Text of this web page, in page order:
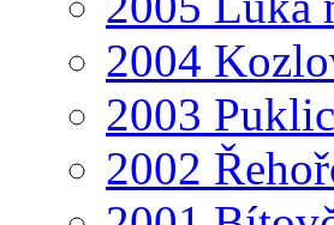
2004
2003
2002